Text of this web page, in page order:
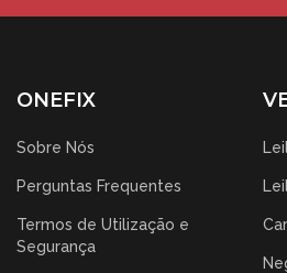
ONEFIX
Sobre Nós
Perguntas Frequentes
Termos de Utilização e
Segurança